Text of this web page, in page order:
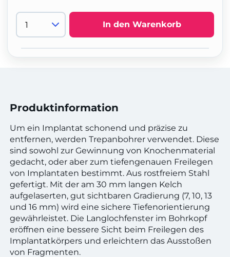
In den Warenkorb
Produktinformation
Um ein Implantat schonend und präzise zu
entfernen, werden Trepanbohrer verwendet. Diese
sind sowohl zur Gewinnung von Knochenmaterial
gedacht, oder aber zum tiefengenauen Freilegen
von Implantaten bestimmt. Aus rostfreiem Stahl
gefertigt. Mit der am 30 mm langen Kelch
aufgelaserten, gut sichtbaren Gradierung (7, 10, 13
und 16 mm) wird eine sichere Tiefenorientierung
gewährleistet. Die Langlochfenster im Bohrkopf
eröffnen eine bessere Sicht beim Freilegen des
Implantatkörpers und erleichtern das Ausstoßen
von Fragmenten.